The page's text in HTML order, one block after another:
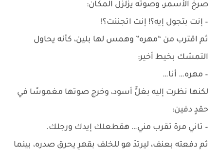
صرخ الأسمر، وصوته يزلزل المكان:
– إنت بتجول إيه؟! إنت اتجننت؟!
ثم اقترب من “مهره” وهمس لها بلين، كأنه يحاول
التمسّك بخيط أخير:
– مهره… أنا…
لكنها نظرت إليه بغلٍّ أسود، وخرج صوتها مغموسًا في
حقدٍ دفين:
– تاني مرة تقرب مني… هقطعلك إيدك ورجلك.
ثم دفعته بعنف، ليرتدّ هو للخلف بقهرٍ يحرق صدره، بينما